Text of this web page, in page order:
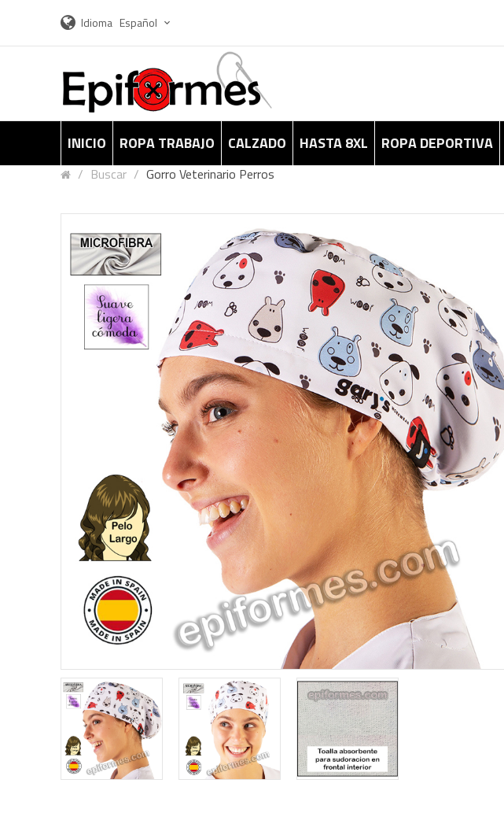
Idioma Español
INICIO ROPA TRABAJO CALZADO HASTA 8XL ROPA DEPORTIVA
Buscar Gorro Veterinario Perros